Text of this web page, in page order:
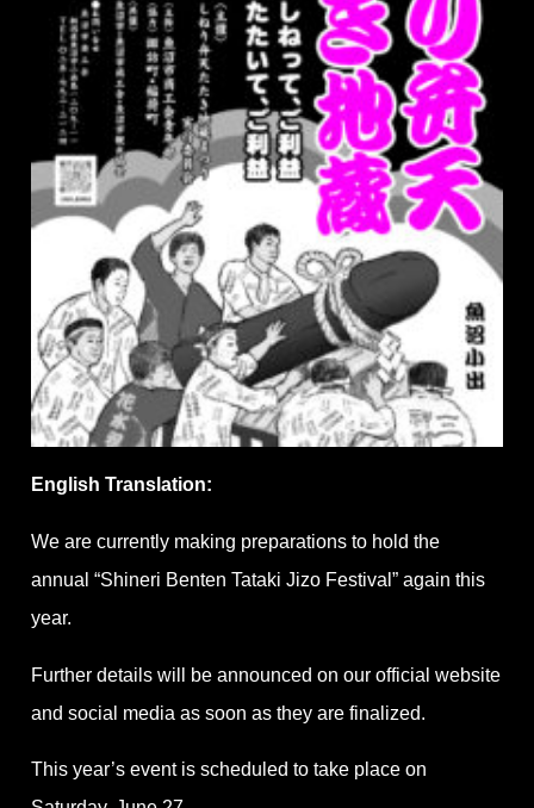
English Translation:
We are currently making preparations to hold the
annual “Shineri Benten Tataki Jizo Festival” again this
year.
Further details will be announced on our official website
and social media as soon as they are finalized.
This year’s event is scheduled to take place on